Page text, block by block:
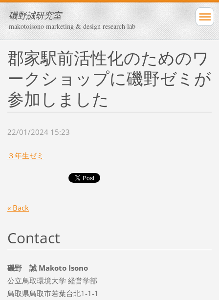
磯野誠研究室
makotoisono marketing & design research lab
郡家駅前活性化のためのワ
ークショップに磯野ゼミが
参加しました
22/01/2024 15:23
３年生ゼミ
« Back
Contact
磯野 誠 Makoto Isono
公立鳥取環境大学 経営学部
鳥取県鳥取市若葉台北1-1-1